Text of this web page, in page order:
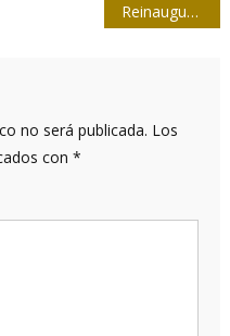
Reinauguran en Matanzas emisora Radio 26
no será publicada. Los
con *